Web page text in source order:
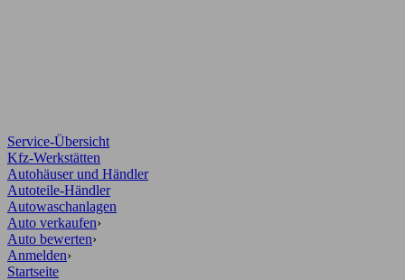
Service-Übersicht
Kfz-Werkstätten
Autohäuser und Händler
Autoteile-Händler
Autowaschanlagen
Auto verkaufen›
Auto bewerten›
Anmelden›
Startseite